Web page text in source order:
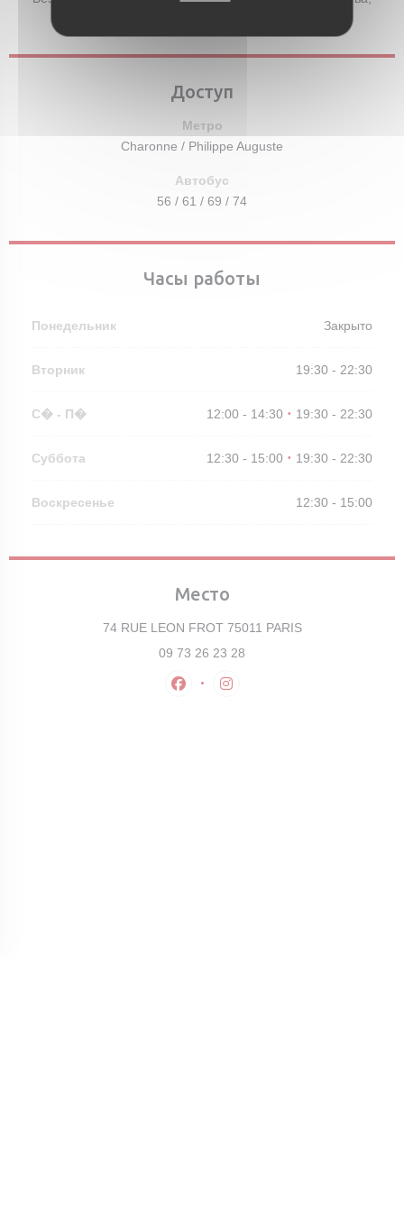
Доступ
Метро
Charonne / Philippe Auguste
Автобус
56 / 61 / 69 / 74
Часы работы
Понедельник Закрыто
Вторник 19:30 - 22:30
С� - П� 12:00 - 14:30 • 19:30 - 22:30
Суббота 12:30 - 15:00 • 19:30 - 22:30
Воскресенье 12:30 - 15:00
Место
74 RUE LEON FROT 75011 PARIS((открывается в
09 73 26 23 28
Facebook ((открывается в новом
Instagram ((открывается в